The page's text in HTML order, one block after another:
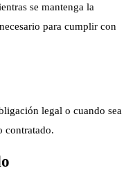
se mantenga la
para cumplir con
legal o cuando sea
contratado.